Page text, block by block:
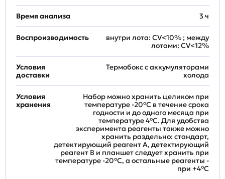
Время анализа 3 ч
Воспроизводимость
внутри лота: CV<10% ; между
лотами: CV<12%
Условия
доставки
Термобокс с аккумуляторами
холода
Условия
хранения
Набор можно хранить целиком при
температуре -20°C в течение срока
годности и до одного месяца при
температуре 4°C. Для удобства
эксперимента реагенты также можно
хранить раздельно: стандарт,
детектирующий реагент A, детектирующий
реагент B и планшет следует хранить при
температуре -20°C, а остальные реагенты -
при +4°С